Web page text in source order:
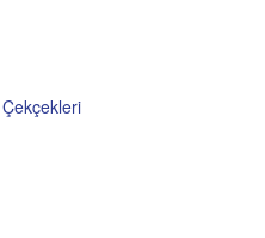
Çekçekleri